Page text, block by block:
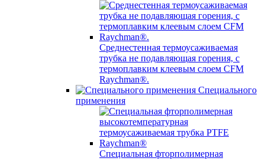
Среднестенная термоусаживаемая
трубка не подавляющая горения, с
термоплавким клеевым слоем CFM
Raychman®.
Специального
применения
Специальная фторполимерная